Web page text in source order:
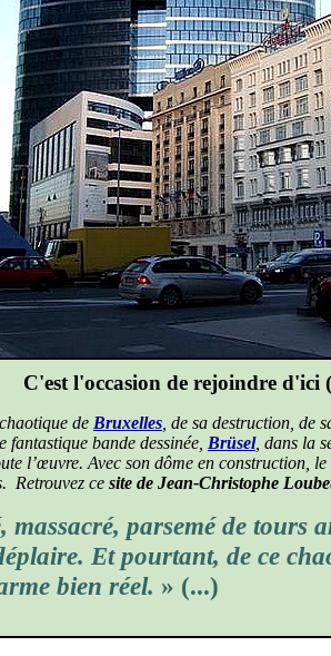
C'est l'occasion de rejoindre d'ici
de Bruxelles , de sa destruction, de
fantastique bande dessinée, Brüsel, dans la
l’œuvre. Avec son dôme en construction,
Retrouvez ce site de Jean-Christophe
massacré, parsemé de tours
Et pourtant, de ce
bien réel. » (...)